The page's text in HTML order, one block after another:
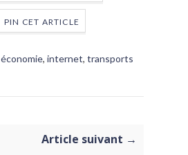
PIN CET ARTICLE
économie, internet, transports
Article suivant →